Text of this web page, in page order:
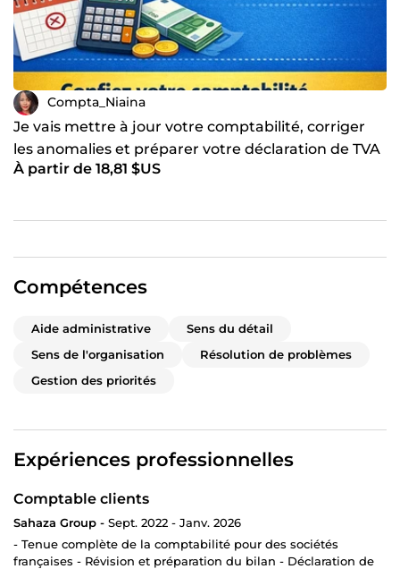
Compta_Niaina
Je vais mettre à jour votre comptabilité, corriger
les anomalies et préparer votre déclaration de TVA
À partir de 18,81 $US
Compétences
Aide administrative
Sens du détail
Sens de l'organisation
Résolution de problèmes
Gestion des priorités
Expériences professionnelles
Comptable clients
Sahaza Group - Sept. 2022 - Janv. 2026
- Tenue complète de la comptabilité pour des sociétés
françaises - Révision et préparation du bilan - Déclaration de